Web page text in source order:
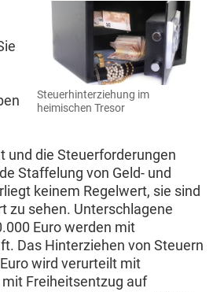
Steuerhinterziehung im
heimischen Tresor
und die Steuerforderungen
Staffelung von Geld- und
keinem Regelwert, sie sind
zu sehen. Unterschlagene
Euro werden mit
Das Hinterziehen von Steuern
wird verurteilt mit
Freiheitsentzug auf